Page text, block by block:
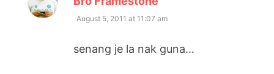
August 5, 2011 at 11:07 am
senang je la nak guna…